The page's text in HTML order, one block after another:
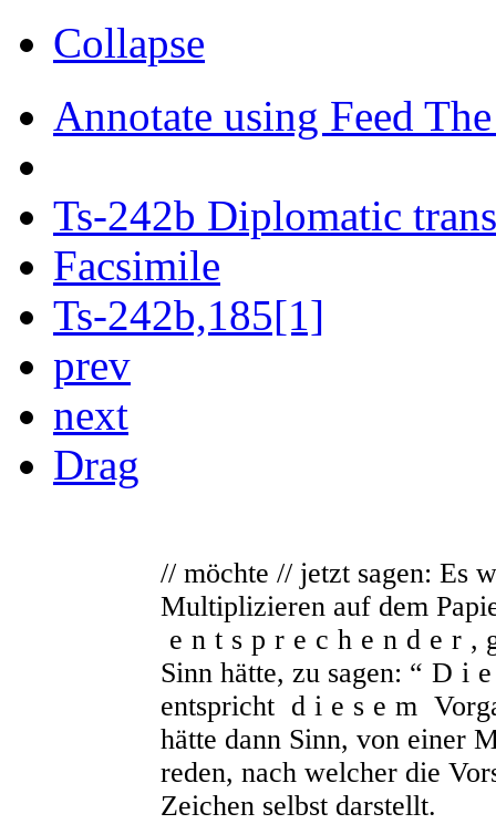
Collapse
Annotate using Feed
Ts-242b Diplomatic
Facsimile
Ts-242b,185[1]
prev
next
Drag
// möchte // jetzt sagen: Es
Multiplizieren auf dem
entsprechender ,
Sinn hätte, zu sagen: “
entspricht diesem
hätte dann Sinn, von einer
reden, nach welcher die
Zeichen selbst darstellt.